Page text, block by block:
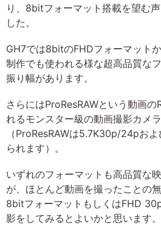
り、8bitフォーマット搭載を望む
した。
GH7では8bitのFHDフォーマット
制作でも使われる様な超高品質な
振り幅があります。
さらにはProResRAWという動画
れるモンスター級の動画撮影カメ
（ProResRAWは5.7K30p/24pお
られます）。
いずれのフォーマットも高品質な
が、ほとんど動画を撮ったことの
8bitフォーマットもしくはFHD
影をしてみるとよいかと思います